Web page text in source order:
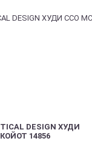
DESIGN ХУДИ
14856